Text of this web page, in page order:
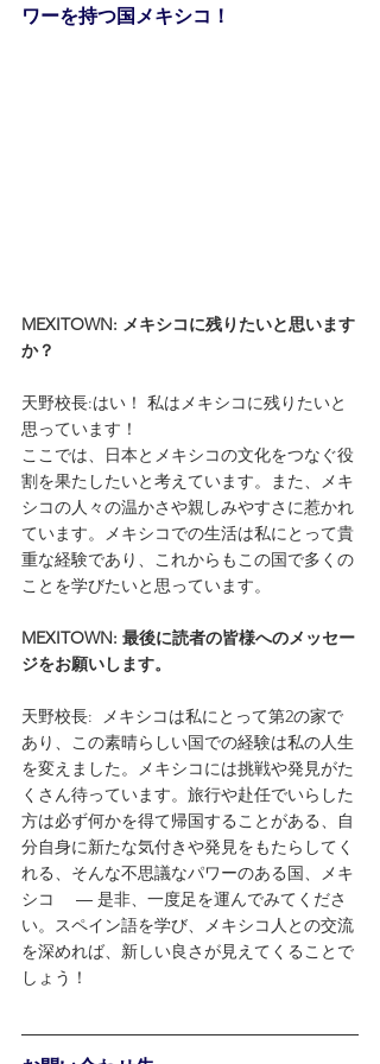
ワーを持つ国メキシコ！
MEXITOWN: メキシコに残りたいと思います
か？
天野校長:はい！ 私はメキシコに残りたいと
思っています！
ここでは、日本とメキシコの文化をつなぐ役
割を果たしたいと考えています。また、メキ
シコの人々の温かさや親しみやすさに惹かれ
ています。メキシコでの生活は私にとって貴
重な経験であり、これからもこの国で多くの
ことを学びたいと思っています。
MEXITOWN: 最後に読者の皆様へのメッセー
ジをお願いします。
天野校長:  メキシコは私にとって第2の家で
あり、この素晴らしい国での経験は私の人生
を変えました。メキシコには挑戦や発見がた
くさん待っています。旅行や赴任でいらした
方は必ず何かを得て帰国することがある、自
分自身に新たな気付きや発見をもたらしてく
れる、そんな不思議なパワーのある国、メキ
シコ　 ― 是非、一度足を運んでみてくださ
い。スペイン語を学び、メキシコ人との交流
を深めれば、新しい良さが見えてくることで
しょう！